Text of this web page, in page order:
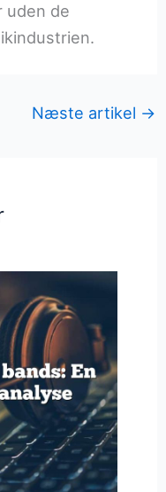
uden de
Næste artikel →